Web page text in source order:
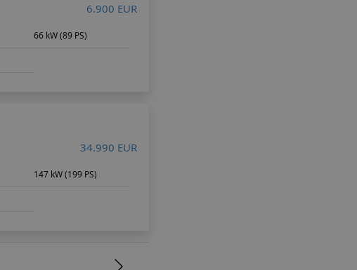
6.900 EUR
66 kW (89 PS)
34.990 EUR
147 kW (199 PS)